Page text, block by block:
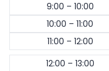
9:00 – 10:00
10:00 – 11:00
11:00 – 12:00
12:00 – 13:00